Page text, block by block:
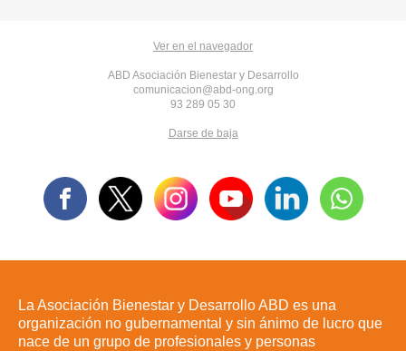
Ver en el navegador
ABD Asociación Bienestar y Desarrollo
comunicacion@abd-ong.org
93 289 05 30
Darse de baja
La Asociación Bienestar y Desarrollo ABD es una
organización no gubernamental y sin ánimo de lucro que
nace de un grupo de profesionales y personas